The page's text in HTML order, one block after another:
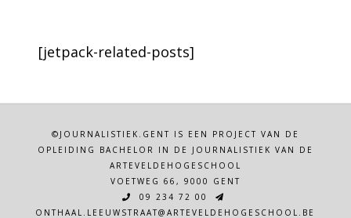
[jetpack-related-posts]
©JOURNALISTIEK.GENT IS EEN PROJECT VAN DE
OPLEIDING BACHELOR IN DE JOURNALISTIEK VAN DE
ARTEVELDEHOGESCHOOL
VOETWEG 66, 9000 GENT
09 234 72 00
ONTHAAL.LEEUWSTRAAT@ARTEVELDEHOGESCHOOL.BE